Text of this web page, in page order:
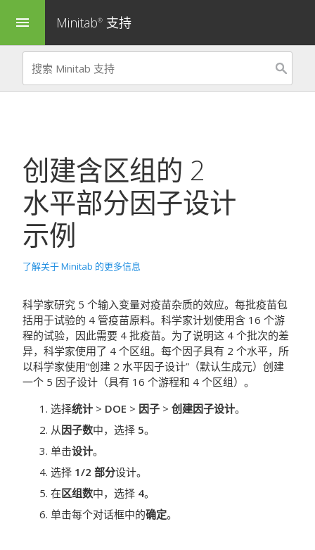
menu Minitab® 支持
创建含区组的 2
水平部分因子设计
示例
了解关于 Minitab 的更多信息
科学家研究 5 个输入变量对疫苗杂质的效应。每批疫苗包
括用于试验的 4 管疫苗原料。科学家计划使用含 16 个游
程的试验，因此需要 4 批疫苗。为了说明这 4 个批次的差
异，科学家使用了 4 个区组。每个因子具有 2 个水平，所
以科学家使用“创建 2 水平因子设计”（默认生成元）创建
一个 5 因子设计（具有 16 个游程和 4 个区组）。
选择统计 > DOE > 因子 > 创建因子设计。
从因子数中，选择 5。
单击设计。
选择 1/2 部分设计。
在区组数中，选择 4。
单击每个对话框中的确定。